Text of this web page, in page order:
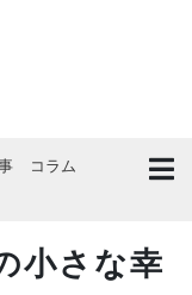
コラム
小さな幸